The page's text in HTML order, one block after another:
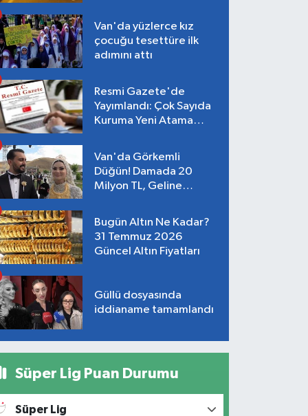
Van'da yüzlerce kız
çocuğu tesettüre ilk
adımını attı
Resmi Gazete'de
Yayımlandı: Çok Sayıda
Kuruma Yeni Atama
Van'da Görkemli
Düğün! Damada 20
Milyon TL, Geline
Bugün Altın Ne Kadar?
31 Temmuz 2026
Güncel Altın Fiyatları
Güllü dosyasında
iddianame tamamlandı
Süper Lig Puan Durumu
Süper Lig